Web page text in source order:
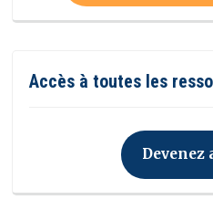
Accès à toutes les
Devenez